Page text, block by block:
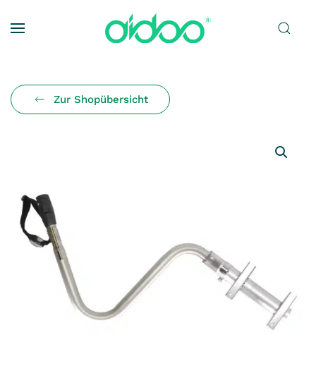
Zum Hauptinhalt springen
Zur Shopübersicht